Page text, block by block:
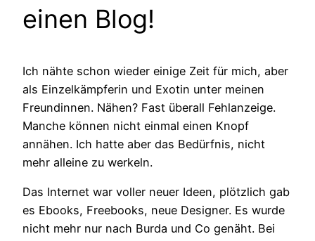
einen Blog!
Ich nähte schon wieder einige Zeit für mich, aber
als Einzelkämpferin und Exotin unter meinen
Freundinnen. Nähen? Fast überall Fehlanzeige.
Manche können nicht einmal einen Knopf
annähen. Ich hatte aber das Bedürfnis, nicht
mehr alleine zu werkeln.
Das Internet war voller neuer Ideen, plötzlich gab
es Ebooks, Freebooks, neue Designer. Es wurde
nicht mehr nur nach Burda und Co genäht. Bei